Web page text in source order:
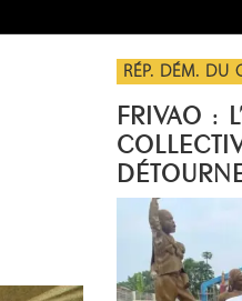
RÉP. DÉM. DU
FRIVAO :